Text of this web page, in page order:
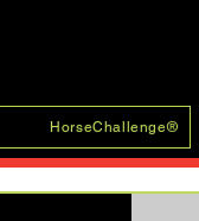
HorseChallenge®